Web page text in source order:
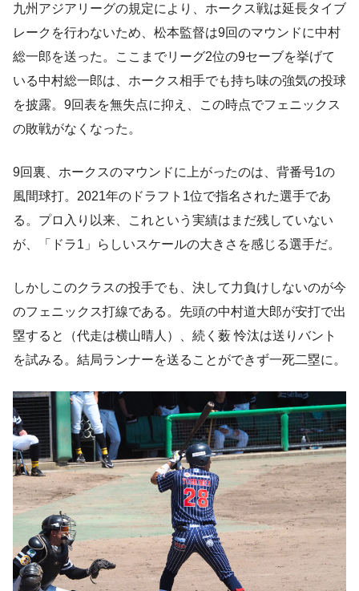
九州アジアリーグの規定により、ホークス戦は延長タイブ
レークを行わないため、松本監督は9回のマウンドに中村
総一郎を送った。ここまでリーグ2位の9セーブを挙げて
いる中村総一郎は、ホークス相手でも持ち味の強気の投球
を披露。9回表を無失点に抑え、この時点でフェニックス
の敗戦がなくなった。
9回裏、ホークスのマウンドに上がったのは、背番号1の
風間球打。2021年のドラフト1位で指名された選手であ
る。プロ入り以来、これという実績はまだ残していない
が、「ドラ1」らしいスケールの大きさを感じる選手だ。
しかしこのクラスの投手でも、決して力負けしないのが今
のフェニックス打線である。先頭の中村道大郎が安打で出
塁すると（代走は横山晴人）、続く薮 怜汰は送りバント
を試みる。結局ランナーを送ることができず一死二塁に。